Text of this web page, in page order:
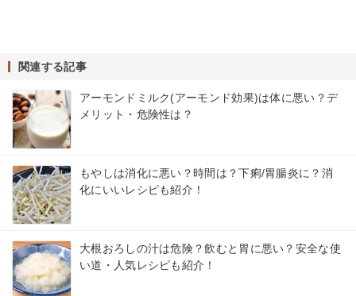
関連する記事
アーモンドミルク(アーモンド効果)は体に悪い？デ
メリット・危険性は？
もやしは消化に悪い？時間は？下痢/胃腸炎に？消
化にいいレシピも紹介！
大根おろしの汁は危険？飲むと胃に悪い？安全な使
い道・人気レシピも紹介！